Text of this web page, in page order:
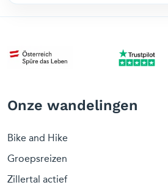
Onze wandelingen
Bike and Hike
Groepsreizen
Zillertal actief